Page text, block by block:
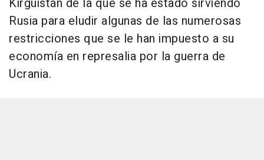
Kirguistán de la que se ha estado sirviendo
Rusia para eludir algunas de las numerosas
restricciones que se le han impuesto a su
economía en represalia por la guerra de
Ucrania.